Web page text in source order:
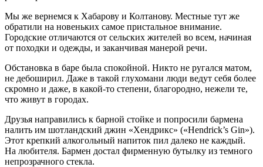
Мы же вернемся к Хабарову и Колтанову. Местные тут же
обратили на новеньких самое пристальное внимание.
Городские отличаются от сельских жителей во всем, начиная
от походки и одежды, и заканчивая манерой речи.
Обстановка в баре была спокойной. Никто не ругался матом,
не дебоширил. Даже в такой глухомани люди ведут себя более
скромно и даже, в какой-то степени, благородно, нежели те,
что живут в городах.
Друзья направились к барной стойке и попросили бармена
налить им шотландский джин «Хендрикс» («Hendrick’s Gin»).
Этот крепкий алкогольный напиток пил далеко не каждый.
На любителя. Бармен достал фирменную бутылку из темного
непрозрачного стекла.